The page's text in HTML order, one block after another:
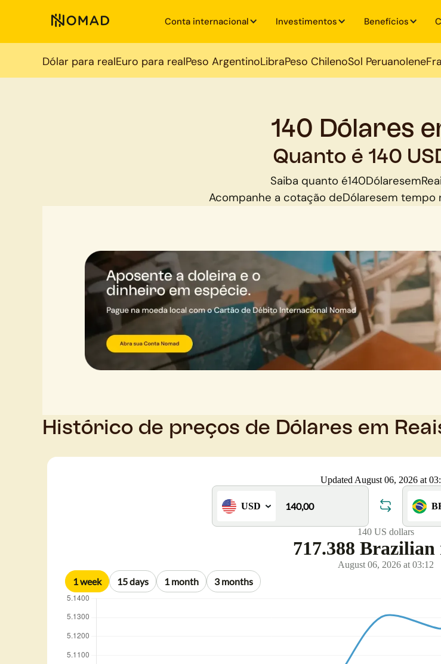
Conta internacional Investimentos Benefícios
Dólar para realEuro para realPeso ArgentinoLibraPeso ChilenoSol PeruanoIene
140 Dólares
Quanto é 140
Saiba quanto é140Dólaresem
Acompanhe a cotação deDólaresem tempo
Histórico de preços de Dólares em